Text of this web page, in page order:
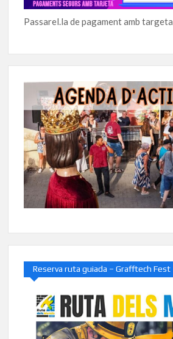
Passarel.la de pagament amb targeta
Reserva ruta guiada – Grafftech Fest